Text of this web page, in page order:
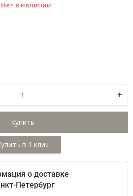
Нет в наличии
Купить
о доставке
Петербург